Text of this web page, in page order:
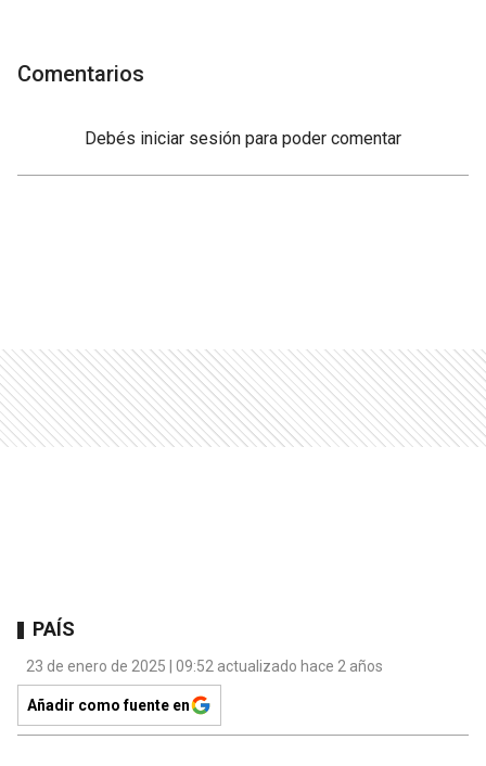
Comentarios
Debés iniciar sesión para poder comentar
PAÍS
23 de enero de 2025 | 09:52 actualizado hace 2 años
Añadir como fuente en